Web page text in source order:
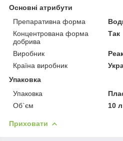
Основні атрибути
Препаративна форма
Концентрована форма
добрива
Так
Виробник
Країна виробник
Упаковка
Упаковка
Об`єм
10 л
Приховати